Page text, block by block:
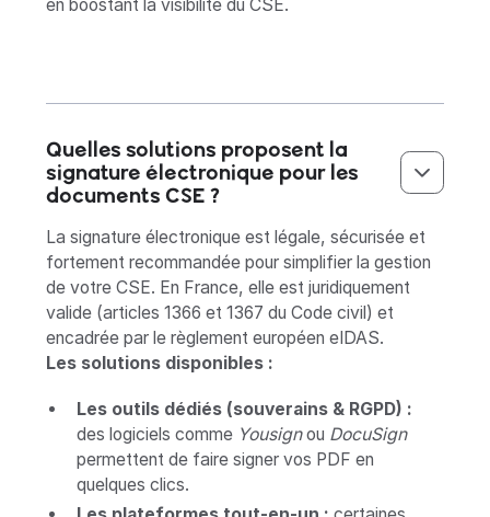
en boostant la visibilité du CSE.
Quelles solutions proposent la
signature électronique pour les
documents CSE ?
La signature électronique est légale, sécurisée et
fortement recommandée pour simplifier la gestion
de votre CSE. En France, elle est juridiquement
valide (articles 1366 et 1367 du Code civil) et
encadrée par le règlement européen eIDAS.
Les solutions disponibles :
Les outils dédiés (souverains & RGPD) :
des logiciels comme Yousignou DocuSign
permettent de faire signer vos PDF en
quelques clics.